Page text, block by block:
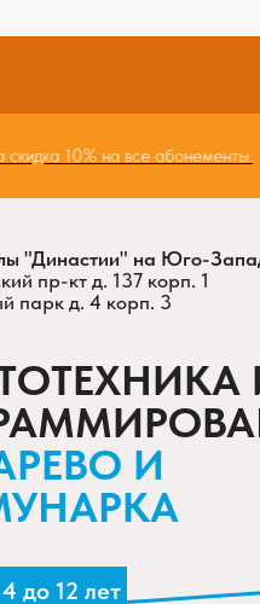
скидка 10% на все абонементы.
И
и конструируем
лет
д. 137 корп. 1